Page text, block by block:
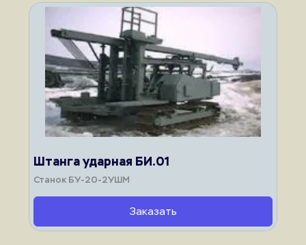
Штанга ударная БИ.01
Станок БУ-20-2УШМ
Заказать